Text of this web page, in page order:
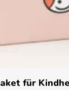
In Den
für